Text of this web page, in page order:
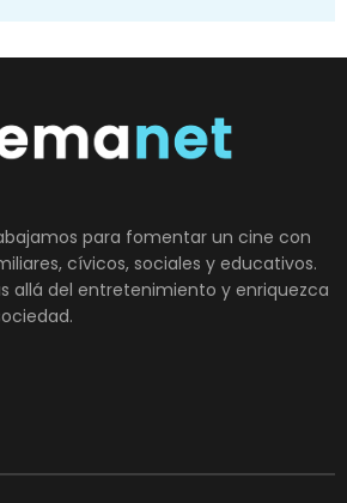
para fomentar un cine con
cívicos, sociales y educativos.
allá del entretenimiento y enriquezca